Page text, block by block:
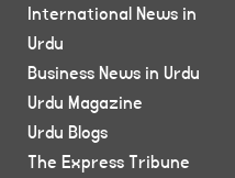
International News in
Urdu
Business News in Urdu
Urdu Magazine
Urdu Blogs
The Express Tribune